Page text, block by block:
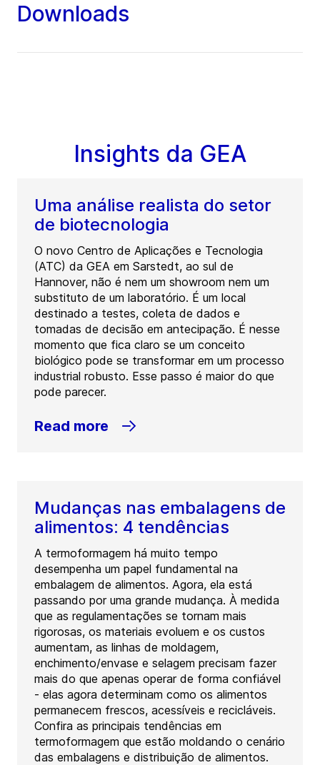
Downloads
Insights da GEA
Uma análise realista do setor
de biotecnologia
O novo Centro de Aplicações e Tecnologia
(ATC) da GEA em Sarstedt, ao sul de
Hannover, não é nem um showroom nem um
substituto de um laboratório. É um local
destinado a testes, coleta de dados e
tomadas de decisão em antecipação. É nesse
momento que fica claro se um conceito
biológico pode se transformar em um processo
industrial robusto. Esse passo é maior do que
pode parecer.
Read more
Mudanças nas embalagens de
alimentos: 4 tendências
A termoformagem há muito tempo
desempenha um papel fundamental na
embalagem de alimentos. Agora, ela está
passando por uma grande mudança. À medida
que as regulamentações se tornam mais
rigorosas, os materiais evoluem e os custos
aumentam, as linhas de moldagem,
enchimento/envase e selagem precisam fazer
mais do que apenas operar de forma confiável
- elas agora determinam como os alimentos
permanecem frescos, acessíveis e recicláveis.
Confira as principais tendências em
termoformagem que estão moldando o cenário
das embalagens e distribuição de alimentos.